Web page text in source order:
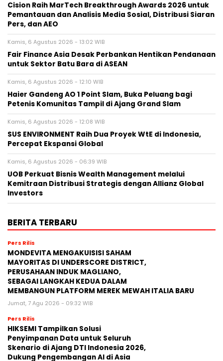
Cision Raih MarTech Breakthrough Awards 2026 untuk
Pemantauan dan Analisis Media Sosial, Distribusi Siaran
Pers, dan AEO
Kamis, 6 Agustus 2026 - 13:02 WIB
Fair Finance Asia Desak Perbankan Hentikan Pendanaan
untuk Sektor Batu Bara di ASEAN
Kamis, 6 Agustus 2026 - 12:10 WIB
Haier Gandeng AO 1 Point Slam, Buka Peluang bagi
Petenis Komunitas Tampil di Ajang Grand Slam
Kamis, 6 Agustus 2026 - 12:08 WIB
SUS ENVIRONMENT Raih Dua Proyek WtE di Indonesia,
Percepat Ekspansi Global
Kamis, 6 Agustus 2026 - 06:39 WIB
UOB Perkuat Bisnis Wealth Management melalui
Kemitraan Distribusi Strategis dengan Allianz Global
Investors
BERITA TERBARU
Pers Rilis
MONDEVITA MENGAKUISISI SAHAM
MAYORITAS DI UNDERSCORE DISTRICT,
PERUSAHAAN INDUK MAGLIANO,
SEBAGAI LANGKAH KEDUA DALAM
MEMBANGUN PLATFORM MEREK MEWAH ITALIA BARU
Jumat, 7 Agu 2026 - 09:32 WIB
Pers Rilis
HIKSEMI Tampilkan Solusi
Penyimpanan Data untuk Seluruh
Skenario di Ajang DTI Indonesia 2026,
Dukung Pengembangan AI di Asia